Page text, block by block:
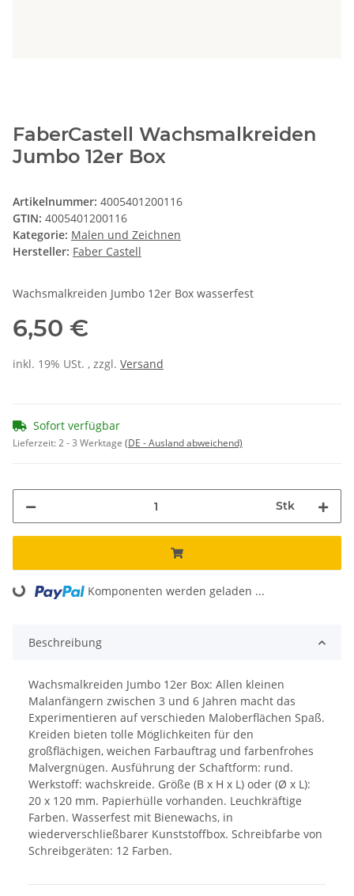
FaberCastell Wachsmalkreiden
Jumbo 12er Box
Artikelnummer: 4005401200116
GTIN: 4005401200116
Kategorie: Malen und Zeichnen
Hersteller: Faber Castell
Wachsmalkreiden Jumbo 12er Box wasserfest
6,50 €
inkl. 19% USt. , zzgl. Versand
Sofort verfügbar
Lieferzeit:2 - 3 Werktage (DE - Ausland abweichend)
Stk
Komponenten werden geladen ...
Beschreibung
Wachsmalkreiden Jumbo 12er Box: Allen kleinen
Malanfängern zwischen 3 und 6 Jahren macht das
Experimentieren auf verschieden Maloberflächen Spaß.
Kreiden bieten tolle Möglichkeiten für den
großflächigen, weichen Farbauftrag und farbenfrohes
Malvergnügen. Ausführung der Schaftform: rund.
Werkstoff: wachskreide. Größe (B x H x L) oder (Ø x L):
20 x 120 mm. Papierhülle vorhanden. Leuchkräftige
Farben. Wasserfest mit Bienewachs, in
wiederverschließbarer Kunststoffbox. Schreibfarbe von
Schreibgeräten: 12 Farben.